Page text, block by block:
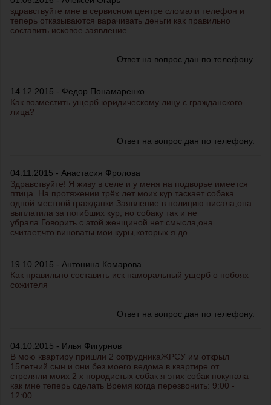
здравствуйте мне в сервисном центре сломали телефон и
теперь отказываются варачивать деньги как правильно
составить исковое заявление
Ответ на вопрос дан по телефону.
14.12.2015 - Федор Понамаренко
Как возместить ущерб юридическому лицу с гражданского
лица?
Ответ на вопрос дан по телефону.
04.11.2015 - Анастасия Фролова
Здравствуйте! Я живу в селе и у меня на подворье имеется
птица. На протяжении трёх лет моих кур таскает собака
одной местной гражданки.Заявление в полицию писала,она
выплатила за погибших кур, но собаку так и не
убрала.Говорить с этой женщиной нет смысла,она
считает,что виноваты мои куры,которых я до
19.10.2015 - Антонина Комарова
Как правильно составить иск наморальный ущерб о побоях
сожителя
Ответ на вопрос дан по телефону.
04.10.2015 - Илья Фигурнов
В мою квартиру пришли 2 сотрудникаЖРСУ им открыл
15летний сын и они без моего ведома в квартире от
стреляли моих 2 х породистых собак я этих собак покупала
как мне теперь сделать Время когда перезвонить: 9:00 -
12:00